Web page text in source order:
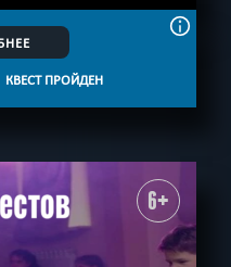
КВЕСТ ПРОЙДЕН
6+